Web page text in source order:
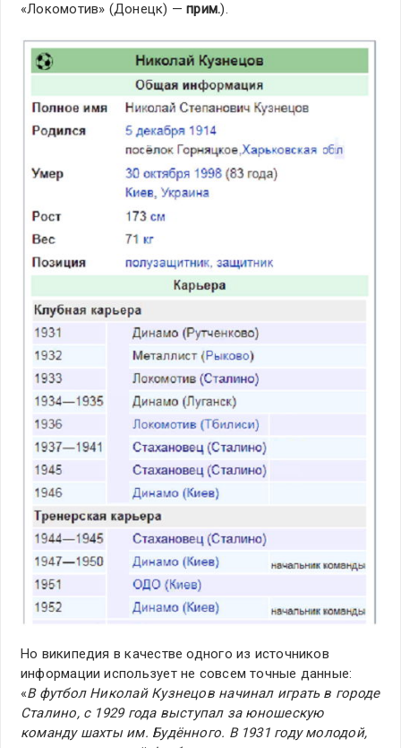
«Локомотив» (Донецк) — прим.).
Но википедия в качестве одного из источников
информации использует не совсем точные данные:
«В футбол Николай Кузнецов начинал играть в городе
Сталино, с 1929 года выступал за юношескую
команду шахты им. Будённого. В 1931 году молодой,